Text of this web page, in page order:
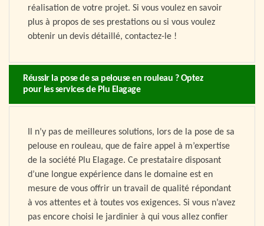
réalisation de votre projet. Si vous voulez en savoir
plus à propos de ses prestations ou si vous voulez
obtenir un devis détaillé, contactez-le !
Réussir la pose de sa pelouse en rouleau ? Optez
pour les services de Plu Elagage
Il n’y pas de meilleures solutions, lors de la pose de sa
pelouse en rouleau, que de faire appel à m’expertise
de la société Plu Elagage. Ce prestataire disposant
d’une longue expérience dans le domaine est en
mesure de vous offrir un travail de qualité répondant
à vos attentes et à toutes vos exigences. Si vous n’avez
pas encore choisi le jardinier à qui vous allez confier